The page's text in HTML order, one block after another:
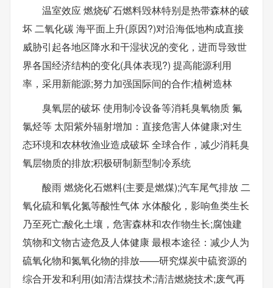
温室效应 燃烧矿石燃料毁林特别是热带森林的破
坏 二氧化碳 海平面上升(原因?)对沿海低地构成直接
威胁引起各地区降水和干湿状况的变化，进而导致世
界各国经济结构的变化(具体表现?) 提高能源利用
率，采用新能源;努力加强国际间的合作;植树造林
臭氧层的破坏 使用制冷设备等消耗臭氧物质 氟
氯烃等 太阳紫外辐射增加：直接危害人体健康;对生
态环境和农林牧渔业造成破坏 全球合作，减少消耗臭
氧层物质的排放;积极研制新型制冷系统
酸雨 燃烧化石燃料(主要是燃煤);汽车尾气排放 二
氧化硫和氧化氮等酸性气体 水体酸化，影响鱼类生长
乃至死亡;酸化土壤，危害森林和农作物生长;腐蚀建
筑物和文物古迹危及人体健康 最根本途径：减少人为
硫氧化物和氮氧化物的排放——研究煤炭中硫资源的
综合开发和利用(如清洁煤技术;清洁燃烧技术;废气再